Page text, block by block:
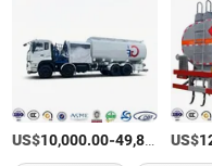
US$10,000.00-49,800.00 /상
US$